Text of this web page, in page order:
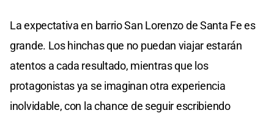
La expectativa en barrio San Lorenzo de Santa Fe es
grande. Los hinchas que no puedan viajar estarán
atentos a cada resultado, mientras que los
protagonistas ya se imaginan otra experiencia
inolvidable, con la chance de seguir escribiendo